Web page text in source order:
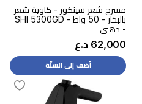
مسرح شعر سينكور - كاوية شعر
بالبخار - 50 واط - SHI 5300GD
- ذهبي
62,000 د.ع
أضف إلى السلّة